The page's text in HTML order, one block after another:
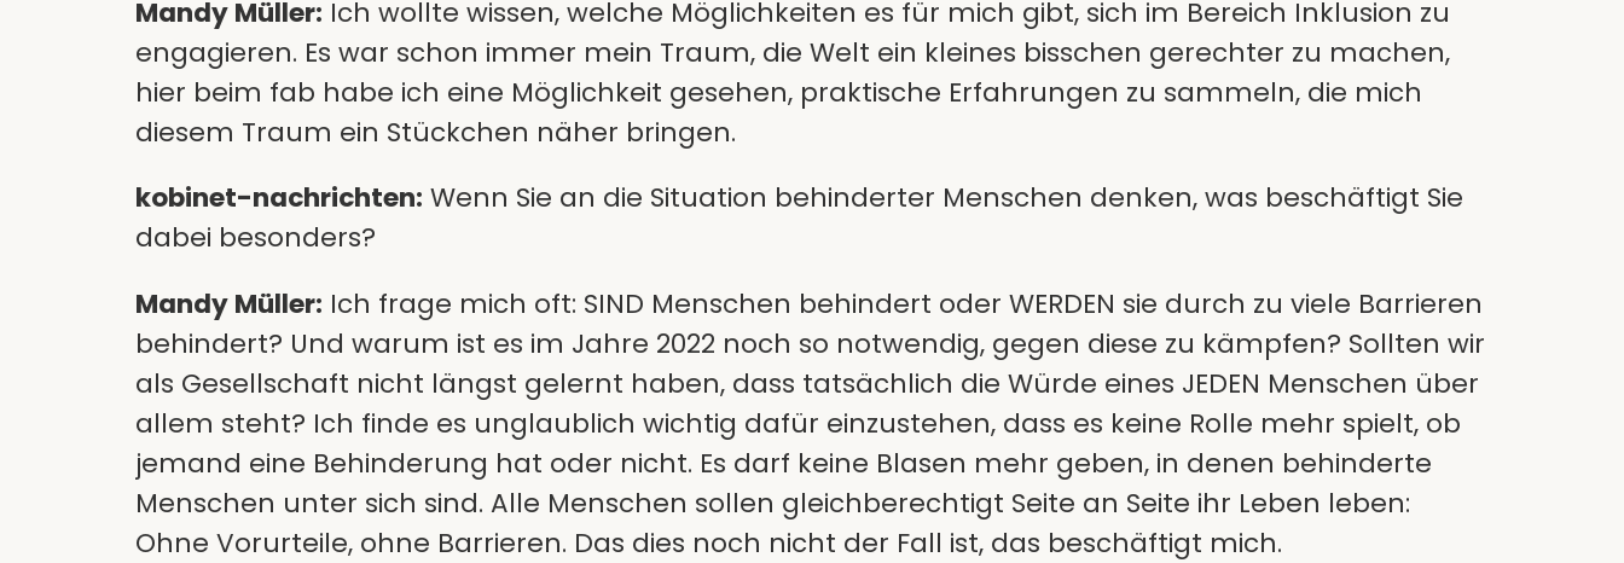
Mandy Müller: Ich wollte wissen, welche Möglichkeiten es für mich gibt, sich im Bereich Inklusion zu
engagieren. Es war schon immer mein Traum, die Welt ein kleines bisschen gerechter zu machen,
hier beim fab habe ich eine Möglichkeit gesehen, praktische Erfahrungen zu sammeln, die mich
diesem Traum ein Stückchen näher bringen.
kobinet-nachrichten: Wenn Sie an die Situation behinderter Menschen denken, was beschäftigt Sie
dabei besonders?
Mandy Müller: Ich frage mich oft: SIND Menschen behindert oder WERDEN sie durch zu viele Barrieren
behindert? Und warum ist es im Jahre 2022 noch so notwendig, gegen diese zu kämpfen? Sollten wir
als Gesellschaft nicht längst gelernt haben, dass tatsächlich die Würde eines JEDEN Menschen über
allem steht? Ich finde es unglaublich wichtig dafür einzustehen, dass es keine Rolle mehr spielt, ob
jemand eine Behinderung hat oder nicht. Es darf keine Blasen mehr geben, in denen behinderte
Menschen unter sich sind. Alle Menschen sollen gleichberechtigt Seite an Seite ihr Leben leben:
Ohne Vorurteile, ohne Barrieren. Das dies noch nicht der Fall ist, das beschäftigt mich.